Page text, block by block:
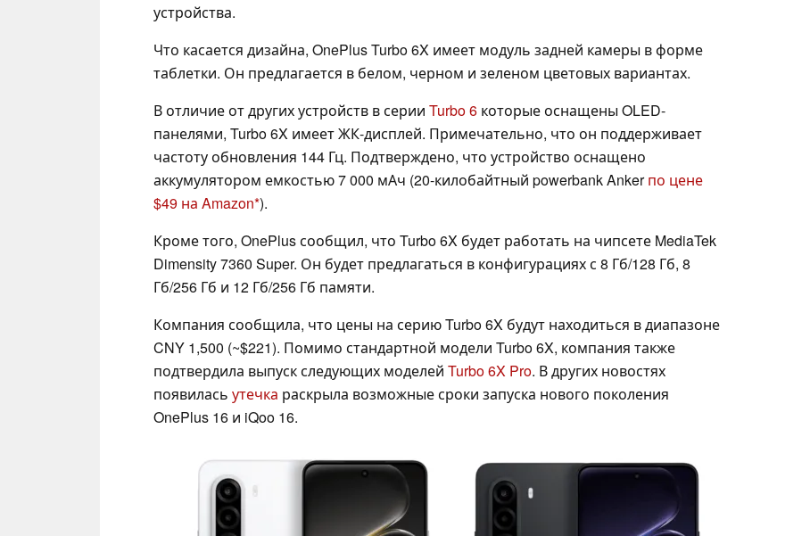
устройства.
Что касается дизайна, OnePlus Turbo 6X имеет модуль задней камеры в форме
таблетки. Он предлагается в белом, черном и зеленом цветовых вариантах.
В отличие от других устройств в серии Turbo 6 которые оснащены OLED-
панелями, Turbo 6X имеет ЖК-дисплей. Примечательно, что он поддерживает
частоту обновления 144 Гц. Подтверждено, что устройство оснащено
аккумулятором емкостью 7 000 мАч (20-килобайтный powerbank Ankerпо цене
$49 на Amazon ).
Кроме того, OnePlus сообщил, что Turbo 6X будет работать на чипсете MediaTek
Dimensity 7360 Super. Он будет предлагаться в конфигурациях с 8 Гб/128 Гб, 8
Гб/256 Гб и 12 Гб/256 Гб памяти.
Компания сообщила, что цены на серию Turbo 6X будут находиться в диапазоне
CNY 1,500 (~$221). Помимо стандартной модели Turbo 6X, компания также
подтвердила выпуск следующих моделей Turbo 6X Pro. В других новостях
появилась утечка раскрыла возможные сроки запуска нового поколения
OnePlus 16 и iQoo 16.